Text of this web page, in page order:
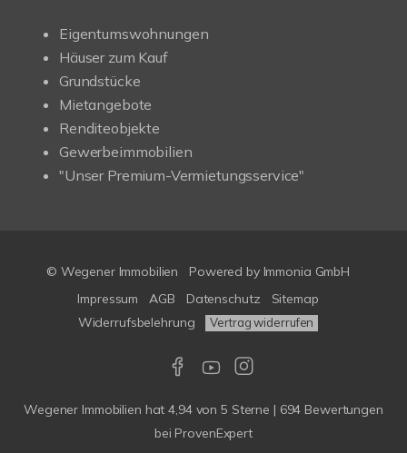
Eigentumswohnungen
Häuser zum Kauf
Grundstücke
Mietangebote
Renditeobjekte
Gewerbeimmobilien
"Unser Premium-Vermietungsservice"
© Wegener Immobilien Powered by Immonia GmbH
Impressum
AGB Datenschutz
Sitemap
Widerrufsbelehrung
Vertrag widerrufen
Wegener Immobilien hat4,94von5 Sterne | 694 Bewertungen
bei ProvenExpert